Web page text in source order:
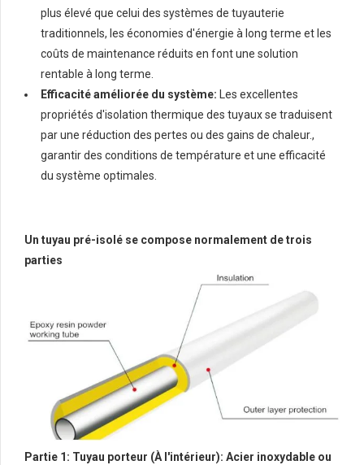
plus élevé que celui des systèmes de tuyauterie
traditionnels, les économies d'énergie à long terme et les
coûts de maintenance réduits en font une solution
rentable à long terme.
Efficacité améliorée du système: Les excellentes
propriétés d'isolation thermique des tuyaux se traduisent
par une réduction des pertes ou des gains de chaleur.,
garantir des conditions de température et une efficacité
du système optimales.
Un tuyau pré-isolé se compose normalement de trois
parties
Partie 1: Tuyau porteur (À l'intérieur): Acier inoxydable ou